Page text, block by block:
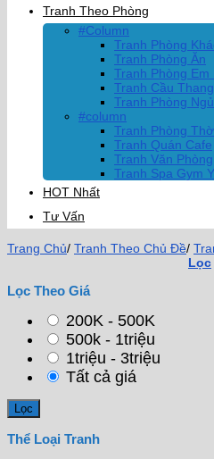
Tranh Theo Phòng
#Column
Tranh Phòng
Tranh Phòng Ăn
Tranh Phòng Em
Tranh Cầu
Tranh Phòng Ngủ
#column
Tranh Phòng Thờ
Tranh Quán Cafe
Tranh Văn Phòng
Tranh Spa Gym
HOT Nhất
Tư Vấn
Trang Chủ/ Tranh Theo Chủ Đề/
Lọc
Lọc Theo Giá
200K - 500K
500k - 1triệu
1triệu - 3triệu
Tất cả giá
Thể Loại Tranh